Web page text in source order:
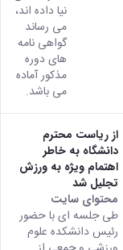
نیا داده اند،
می رساند
گواهی نامه
های دوره
مذکور آماده
می باشد.
از ریاست محترم
دانشگاه به خاطر
اهتمام ویژه به ورزش
تجلیل شد
محتوای سایت
طی جلسه ای با حضور
رئیس دانشکده علوم